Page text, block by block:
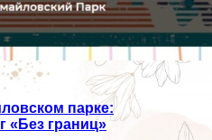
парке:
«Без границ»